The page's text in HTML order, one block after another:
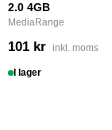
2.0 4GB
MediaRange
101 kr inkl. moms
I lager